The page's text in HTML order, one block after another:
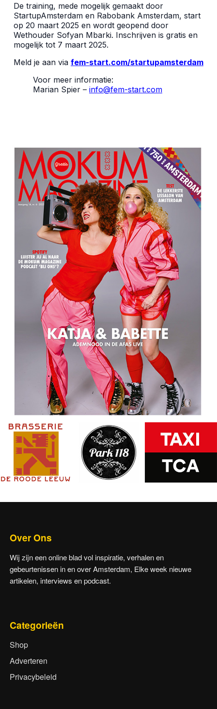
De training, mede mogelijk gemaakt door
StartupAmsterdam en Rabobank Amsterdam, start
op 20 maart 2025 en wordt geopend door
Wethouder Sofyan Mbarki. Inschrijven is gratis en
mogelijk tot 7 maart 2025.
Meld je aan via fem-start.com/startupamsterdam
Voor meer informatie:
Marian Spier – info@fem-start.com
Over Ons
Wij zijn een online blad vol inspiratie, verhalen en
gebeurtenissen in en over Amsterdam, Elke week nieuwe
artikelen, interviews en podcast.
Categorieën
Shop
Adverteren
Privacybeleid